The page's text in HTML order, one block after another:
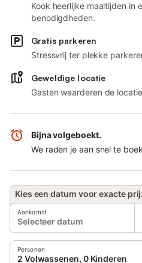
Kook heerlijke maaltijden in
benodigdheden.
Gratis parkeren
Stressvrij ter plekke
Geweldige locatie
Gasten waarderen de
Bijna volgeboekt.
We raden je aan snel te
Kies een datum voor exacte
Aankomst
Selecteer datum
Personen
2 Volwassenen, 0 Kinderen